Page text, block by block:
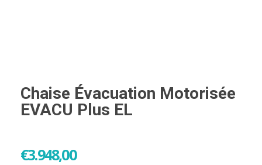
Chaise Évacuation Motorisée
EVACU Plus EL
€3.948,00